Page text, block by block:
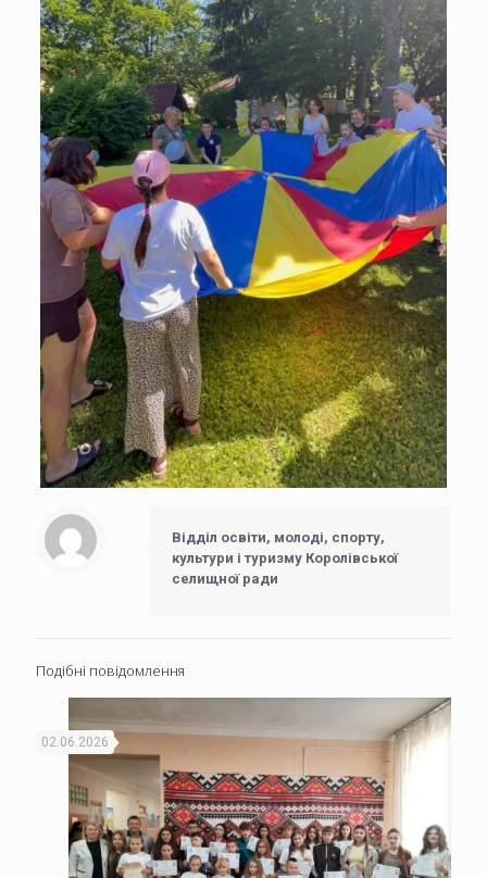
Відділ освіти, молоді, спорту,
культури і туризму Королівської
селищної ради
Подібні повідомлення
02.06.2026